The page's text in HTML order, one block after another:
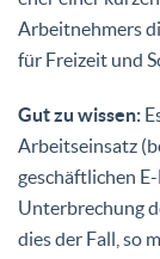
Arbeitnehmers
für Freizeit und
Gut zu wissen:
Arbeitseinsatz
geschäftlichen
Unterbrechung
dies der Fall, so